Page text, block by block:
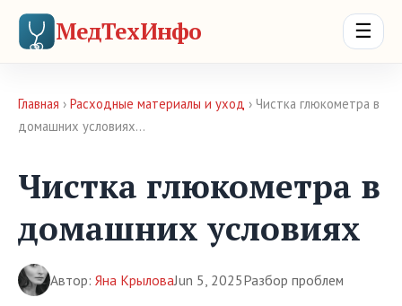
МедТехИнфо ☰
Главная › Расходные материалы и уход › Чистка глюкометра в
домашних условиях…
Чистка глюкометра в
домашних условиях
Автор: Яна КрыловаJun 5, 2025Разбор проблем